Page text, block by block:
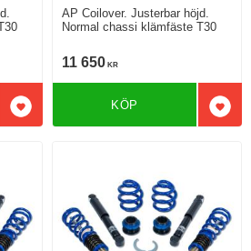
Lägg till i favoriter
AP Coilover. Justerbar höjd.
Normal chassi klämfäste T30
11 650 KR
KÖP